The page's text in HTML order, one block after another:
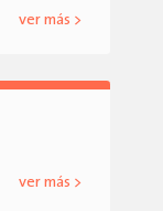
ver más >
ver más >